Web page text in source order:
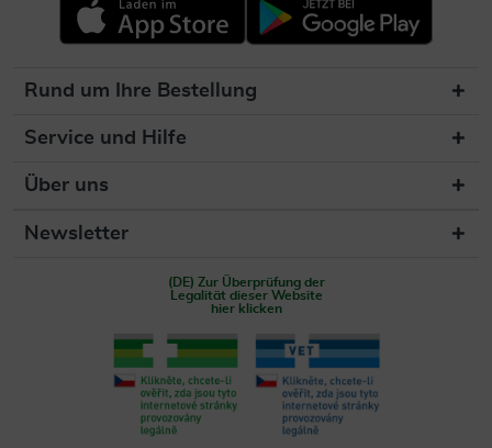
Rund um Ihre Bestellung
Service und Hilfe
Über uns
Newsletter
(DE) Zur Überprüfung der
Legalität dieser Website
hier klicken